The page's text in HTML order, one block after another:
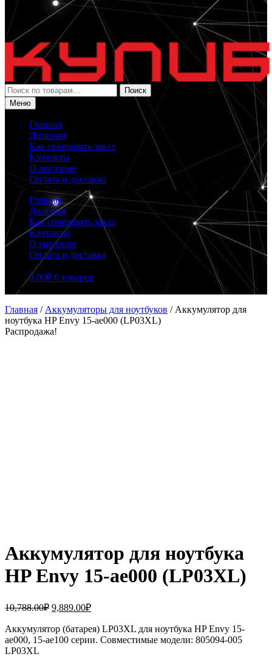
Искать:
Поиск
Меню
Главная
Дилерам
Как совершить заказ
Контакты
О магазине
Оплата и доставка
Главная
Дилерам
Как совершить заказ
Контакты
О магазине
Оплата и доставка
0.00₽ 0 товаров
Главная / Аккумуляторы для ноутбуков / Аккумулятор для
ноутбука HP Envy 15-ae000 (LP03XL)
Распродажа!
Аккумулятор для ноутбука
HP Envy 15-ae000 (LP03XL)
10,788.00₽ Первоначальная
составляла
10,788.00₽.
9,889.00₽Текущая
9,889.00₽.
Аккумулятор (батарея) LP03XL для ноутбука HP Envy 15-
ae000, 15-ae100 серии. Совместимые модели: 805094-005
LP03XL